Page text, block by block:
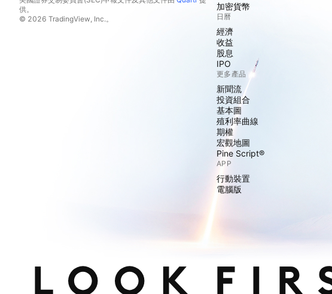
供。
© 2026 TradingView, Inc.。
加密貨幣
日曆
經濟
收益
股息
IPO
更多產品
新聞流
投資組合
基本圖
殖利率曲線
期權
宏觀地圖
Pine Script®
APP
行動裝置
電腦版